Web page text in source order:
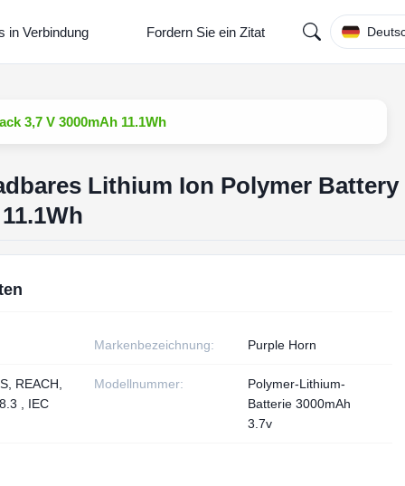
in Verbindung Fordern Sie ein Zitat
3,7 V 3000mAh 11.1Wh
Lithium Ion Polymer Battery
Markenbezeichnung: Purple Horn
REACH,
, IEC
Modellnummer:
Polymer-Lithium-
Batterie 3000mAh
3.7v